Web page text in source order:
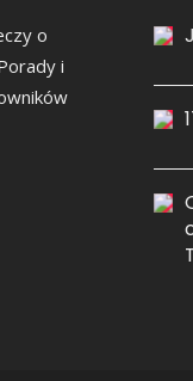
o
i